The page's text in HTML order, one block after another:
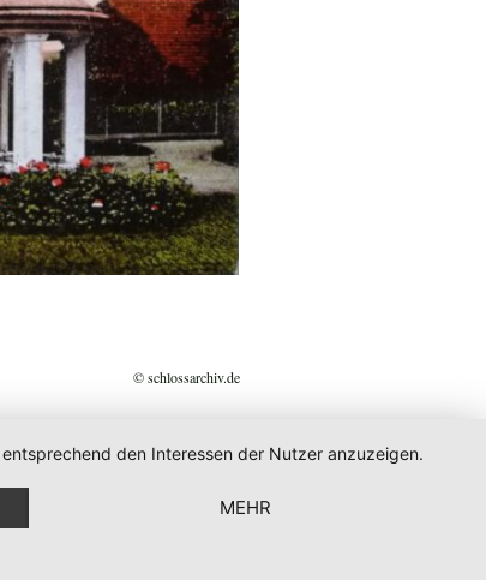
© schlossarchiv.de
den Interessen der Nutzer anzuzeigen.
MEHR